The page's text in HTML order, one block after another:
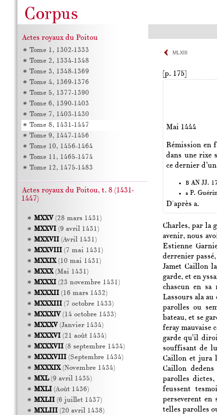
MLXIII
[p. 175]
Mai 1444
Rémission en
dans une rixe
ce dernier
B AN JJ.
aP.
D'après a.
Charles, par la
avenir, nous
Estienne
derrenier
Jamet Caillon
garde, et en
chascun en sa
Lassours ala
parolles ou
bateau, et se
feray mauvaise
garde qu’il
souffisant de
Caillon et jura
Caillon
parolles
feussent
perseverent en
telles parolles
Actes royaux du Poitou
Tome 1, 1302-1333
Tome 2, 1334-1348
Tome 3, 1348-1369
Tome 4, 1369-1376
Tome 5, 1377-1390
Tome 6, 1390-1403
Tome 7, 1403-1430
Tome 8, 1431-1447
Tome 9, 1447-1456
Tome 10, 1456-1464
Tome 11, 1465-1474
Tome 12, 1475-1483
Actes royaux du Poitou, t. 8 (1431-
1447)
MXXV(28 mars 1431)
MXXVI(9 avril 1431)
MXXVII(Avril 1431)
MXXVIII(7 mai 1431)
MXXIX(10 mai 1431)
MXXX(Mai 1431)
MXXXI(23 novembre 1431)
MXXXII(16 mars 1432)
MXXXIII(7 octobre 1433)
MXXXIV(14 octobre 1433)
MXXXV(Janvier 1434)
MXXXVI(21 août 1434)
MXXXVII(8 septembre 1434)
MXXXVIII(Septembre 1434)
MXXXIX(Novembre 1434)
MXL(9 avril 1435)
MXLI(Août 1436)
MXLII(6 juillet 1437)
MXLIII(20 avril 1438)